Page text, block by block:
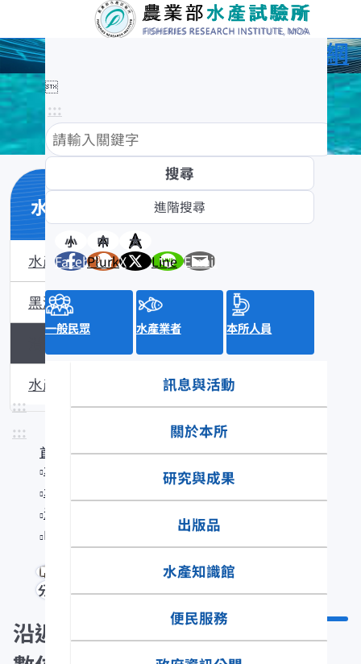
農業部水產試驗所全球資訊網

:::
小 中
大
Facebook
PlurkX Line Email
一般民眾 水產業者 本所人員
訊息與活動
關於本所
研究與成果
出版品
水產知識館
便民服務
:::
水產數位典藏
水產數位典藏介紹
黑潮漁業數位典藏
水產生物圖說
:::
首頁
水產知識館
水產數位典藏
沿近海標本數位典藏
Plotosus lineatus
分享
沿近海標本